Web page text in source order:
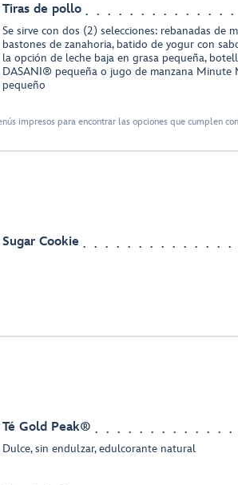
Tiras de pollo
Se sirve con dos (2) selecciones: rebanadas de
bastones de zanahoria, batido de yogur con
la opción de leche baja en grasa pequeña,
DASANI® pequeña o jugo de manzana Minute
pequeño
impresos para encontrar las opciones que cumplen
Sugar Cookie
Té Gold Peak®
Dulce, sin endulzar, edulcorante natural